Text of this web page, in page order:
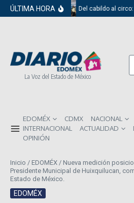
Saltar al contenido
ÚLTIMA HORA Del cabildo al circo:
La Voz del Estado de México
EDOMÉX CDMX
NACIONAL
INTERNACIONAL
ACTUALIDAD
OPINIÓN
Inicio / EDOMÉX / Nueva medición
Presidente Municipal de Huixquilucan,
Estado de México.
EDOMÉX